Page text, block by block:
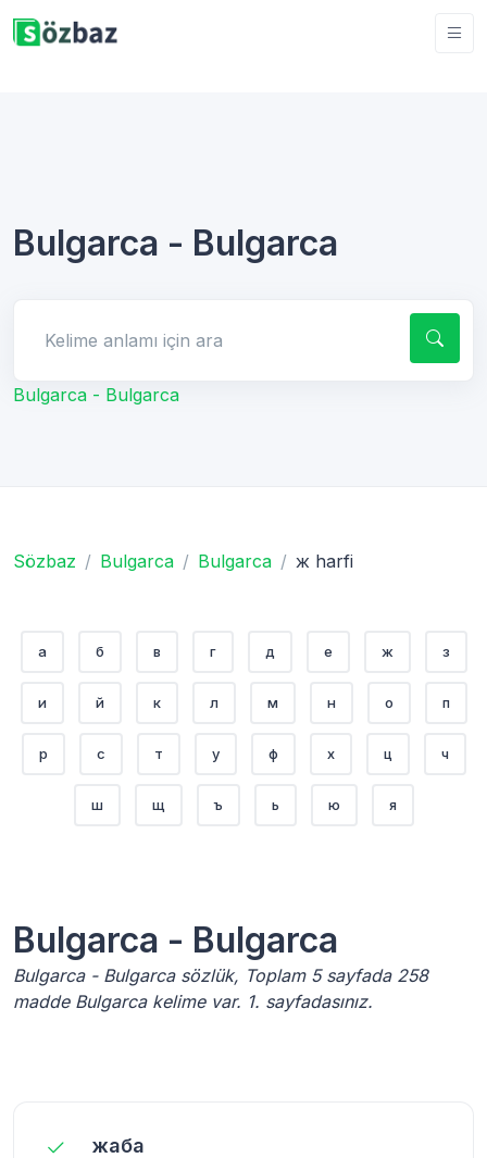
Bulgarca - Bulgarca
Bulgarca - Bulgarca
Sözbaz Bulgarca Bulgarca ж harfi
а б в г д е ж з
и й к л м н о п
р с т у ф х ц ч
ш щ ъ ь ю я
Bulgarca - Bulgarca
Bulgarca - Bulgarca sözlük, Toplam 5 sayfada 258
madde Bulgarca kelime var. 1. sayfadasınız.
жаба